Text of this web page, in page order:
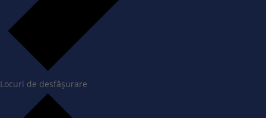
Locuri de desfășurare